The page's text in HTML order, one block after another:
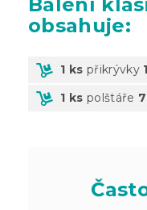
obsahuje:
1 ks přikrývky
1 ks polštáře